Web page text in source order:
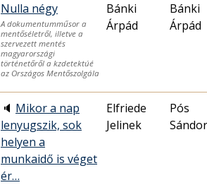
Nulla négy
A dokumentumműsor a
mentőséletről, illetve a
szervezett mentés
magyarországi
történetőről a kzdetektúé
az Országos Mentőszolgála
Bánki
Árpád
Bánki
Árpád
🔈 Mikor a nap
lenyugszik, sok
helyen a
munkaidő is véget
ér…
Elfriede
Jelinek
Pós
Sándor